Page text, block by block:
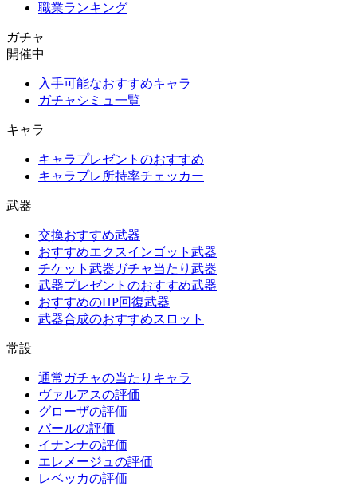
職業ランキング
ガチャ
開催中
入手可能なおすすめキャラ
ガチャシミュ一覧
キャラ
キャラプレゼントのおすすめ
キャラプレ所持率チェッカー
武器
交換おすすめ武器
おすすめエクスインゴット武器
チケット武器ガチャ当たり武器
武器プレゼントのおすすめ武器
おすすめのHP回復武器
武器合成のおすすめスロット
常設
通常ガチャの当たりキャラ
ヴァルアスの評価
グローザの評価
バールの評価
イナンナの評価
エレメージュの評価
レベッカの評価